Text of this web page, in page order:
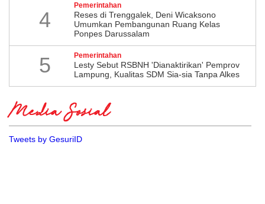
4
Pemerintahan
​Reses di Trenggalek, Deni Wicaksono
Umumkan Pembangunan Ruang Kelas
Ponpes Darussalam
5 Pemerintahan
Lesty Sebut RSBNH 'Dianaktirikan' Pemprov
Lampung, Kualitas SDM Sia-sia Tanpa Alkes
Media Sosial
Tweets by GesuriID